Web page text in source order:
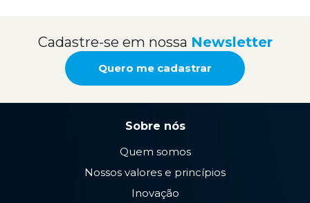
Cadastre-se em nossa Newsletter
Quero me cadastrar
Sobre nós
Quem somos
Nossos valores e princípios
Inovação